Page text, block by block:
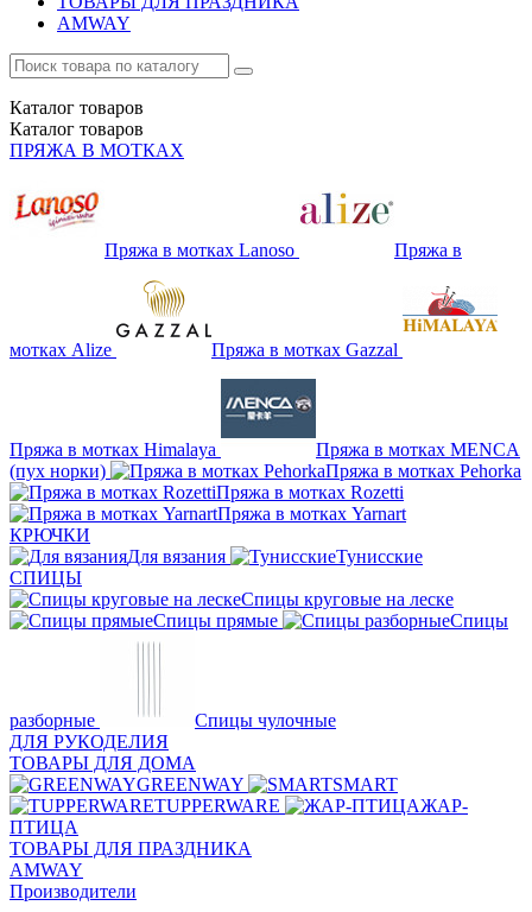
AMWAY
Каталог товаров
Каталог товаров
ПРЯЖА В МОТКАХ
Пряжа в мотках Lanoso Пряжа в
мотках Alize Пряжа в мотках Gazzal
Пряжа в мотках Himalaya
Пряжа в мотках MENCA
(пух норки)
Пряжа в мотках Pehorka
Пряжа в мотках Rozetti
Пряжа в мотках Yarnart
КРЮЧКИ
Для вязания
Тунисские
СПИЦЫ
Спицы круговые на леске
Спицы прямые
Спицы
разборные
Спицы чулочные
ДЛЯ РУКОДЕЛИЯ
ТОВАРЫ ДЛЯ ДОМА
GREENWAY
SMART
TUPPERWARE
ЖАР-
ПТИЦА
ТОВАРЫ ДЛЯ ПРАЗДНИКА
AMWAY
Производители